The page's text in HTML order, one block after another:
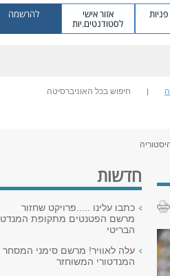
אזור אישי
לסטודנטים.יות
להרשמה
חיפוש בכל האוניברסיטה
חדשות
כתבו עלינו .....פרויקט שחזור
מרשם הפטנטים מתקופת המנדט
הבריטי
עלה לאוויר! מרשם סימני המסחר
המנדטורי המשוחזר